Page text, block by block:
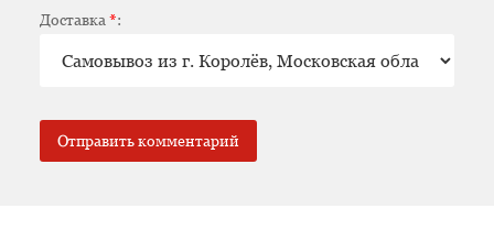
Доставка*: